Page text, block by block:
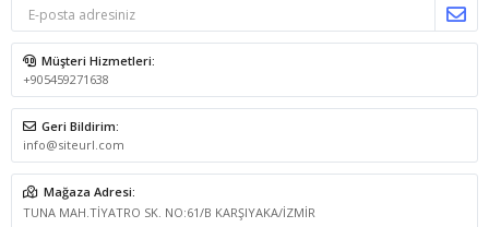
Müşteri Hizmetleri:
+905459271638
Geri Bildirim:
info@siteurl.com
Mağaza Adresi:
TUNA MAH.TİYATRO SK. NO:61/B KARŞIYAKA/İZMİR